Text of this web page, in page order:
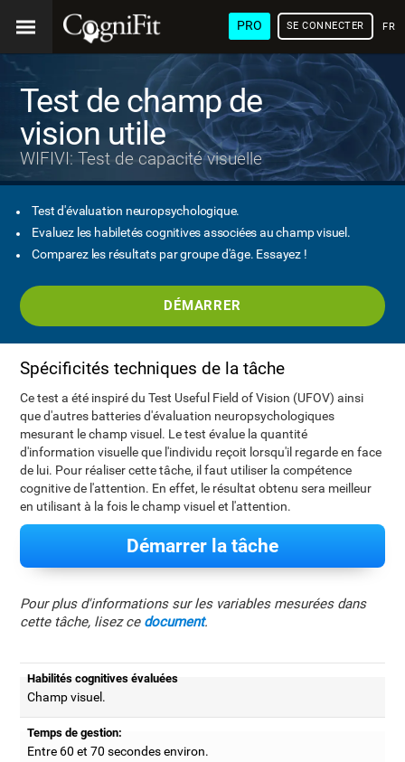
PRO SE CONNECTER
Test de champ de
vision utile
WIFIVI: Test de capacité visuelle
Test d'évaluation neuropsychologique.
Evaluez les habiletés cognitives associées au champ visuel.
Comparez les résultats par groupe d'âge. Essayez !
DÉMARRER
Spécificités techniques de la tâche
Ce test a été inspiré du Test Useful Field of Vision (UFOV) ainsi
que d'autres batteries d'évaluation neuropsychologiques
mesurant le champ visuel. Le test évalue la quantité
d'information visuelle que l'individu reçoit lorsqu'il regarde en face
de lui. Pour réaliser cette tâche, il faut utiliser la compétence
cognitive de l'attention. En effet, le résultat obtenu sera meilleur
en utilisant à la fois le champ visuel et l'attention.
Démarrer la tâche
Pour plus d'informations sur les variables mesurées dans
cette tâche, lisez ce document.
Habilités cognitives évaluées
Champ visuel.
Temps de gestion:
Entre 60 et 70 secondes environ.